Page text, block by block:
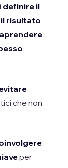
definire il
risultato
che non
per